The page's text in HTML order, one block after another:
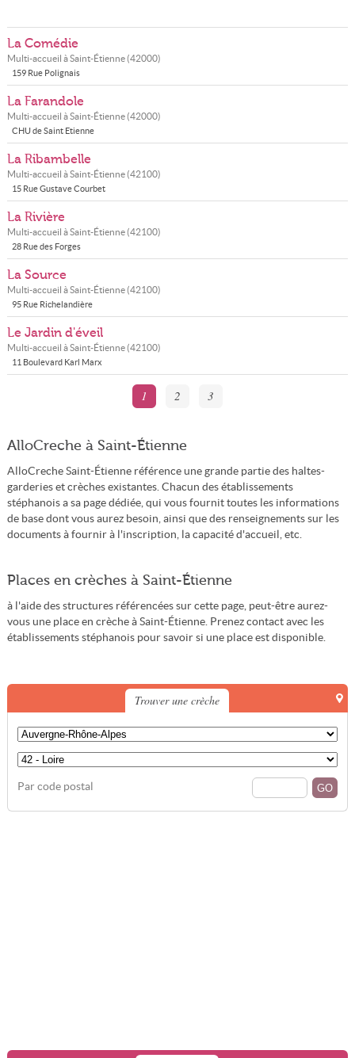
La Comédie
Multi-accueil àSaint-Étienne(42000)
159 Rue Polignais
La Farandole
Multi-accueil àSaint-Étienne(42000)
CHU de Saint Etienne
La Ribambelle
Multi-accueil àSaint-Étienne(42100)
15 Rue Gustave Courbet
La Rivière
Multi-accueil àSaint-Étienne(42100)
28 Rue des Forges
La Source
Multi-accueil àSaint-Étienne(42100)
95 Rue Richelandière
Le Jardin d'éveil
Multi-accueil àSaint-Étienne(42100)
11 Boulevard Karl Marx
1 2 3
AlloCreche à Saint-Étienne
AlloCreche Saint-Étienne référence une grande partie des haltes-
garderies et crèches existantes. Chacun des établissements
stéphanois a sa page dédiée, qui vous fournit toutes les informations
de base dont vous aurez besoin, ainsi que des renseignements sur les
documents à fournir à l'inscription, la capacité d'accueil, etc.
Places en crèches à Saint-Étienne
à l'aide des structures référencées sur cette page, peut-être aurez-
vous une place en crèche à Saint-Étienne. Prenez contact avec les
établissements stéphanois pour savoir si une place est disponible.
Trouver une crèche
Par code postal